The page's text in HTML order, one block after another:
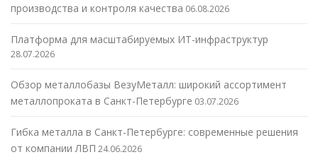
производства и контроля качества 06.08.2026
Платформа для масштабируемых ИТ-инфраструктур
28.07.2026
Обзор металлобазы ВезуМеталл: широкий ассортимент
металлопроката в Санкт-Петербурге 03.07.2026
Гибка металла в Санкт-Петербурге: современные решения
от компании ЛВП 24.06.2026